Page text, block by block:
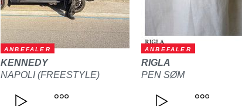
ANBEFALER
KENNEDY
NAPOLI (FREESTYLE)
ANBEFALER
RIGLA
PEN SØM